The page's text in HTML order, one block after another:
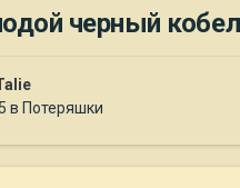
черный
в Потеряшки